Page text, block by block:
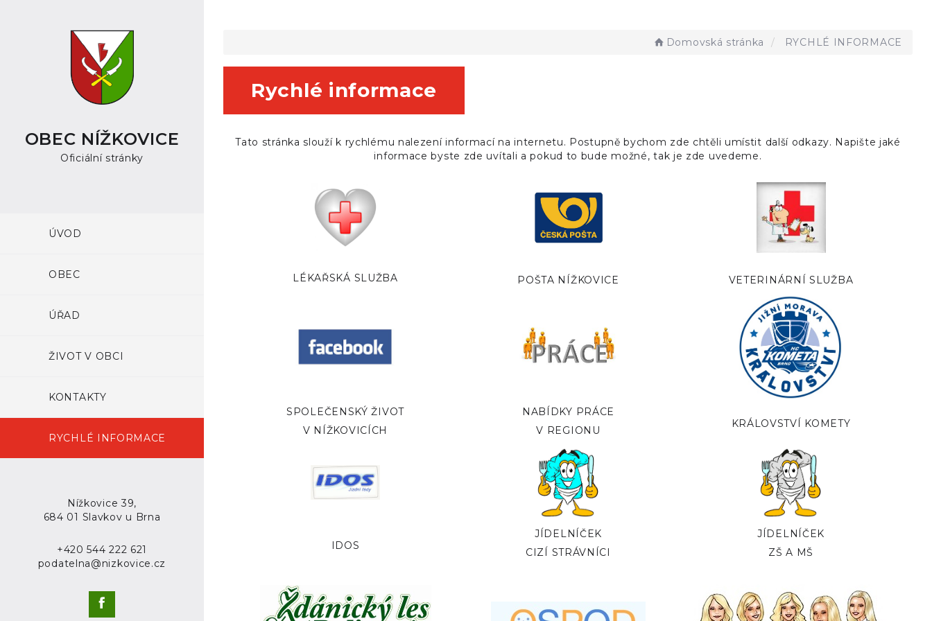
OBEC NÍŽKOVICE
Oficiální stránky
ÚVOD
OBEC
ÚŘAD
ŽIVOT V OBCI
KONTAKTY
RYCHLÉ INFORMACE
Nížkovice 39,
684 01 Slavkov u Brna
+420 544 222 621
podatelna@nizkovice.cz
Domovská stránka RYCHLÉ INFORMACE
Rychlé informace
Tato stránka slouží k rychlému nalezení informací na internetu. Postupně bychom zde chtěli umístit další odkazy. Napište jaké
informace byste zde uvítali a pokud to bude možné, tak je zde uvedeme.
LÉKAŘSKÁ SLUŽBA POŠTA NÍŽKOVICE VETERINÁRNÍ SLUŽBA
SPOLEČENSKÝ ŽIVOT
V NÍŽKOVICÍCH
NABÍDKY PRÁCE
V REGIONU
KRÁLOVSTVÍ KOMETY
IDOS
JÍDELNÍČEK
CIZÍ STRÁVNÍCI
JÍDELNÍČEK
ZŠ A MŠ